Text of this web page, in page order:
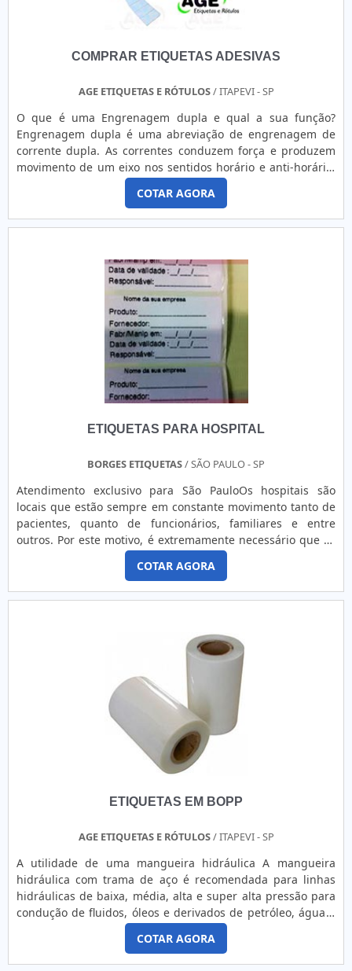
COMPRAR ETIQUETAS ADESIVAS
AGE ETIQUETAS E RÓTULOS/ ITAPEVI - SP
O que é uma Engrenagem dupla e qual a sua função?
Engrenagem dupla é uma abreviação de engrenagem de
corrente dupla. As correntes conduzem força e produzem
movimento de um eixo nos sentidos horário e anti-horário.
Mas o rendimento da transmissão, depende dos ângulos
em que se encontram as engrenagens envolvidas e do
sentido em que giram. Por exemplo: Uma engrenagem de
Etiquetas de tecido personalizadas
Portal Soluções Industriais você descobre os melhores
COTAR AGORA
ETIQUETAS PARA HOSPITAL
BORGES ETIQUETAS/ SÃO PAULO - SP
Atendimento exclusivo para São PauloOs hospitais são
locais que estão sempre em constante movimento tanto de
pacientes, quanto de funcionários, familiares e entre
outros. Por este motivo, é extremamente necessário que os
responsáveis por estes locais contem com uma organização
totalmente ampla, que realize o controle no fluxo de
pessoas nestes locais. Entre os mais diversos itens que
hospitalAs etiquetas adesivas são itens totalmente simples,
mas que oferecem uma grande funcionalidade no dia a dia
destes locais. Quando voltados para os hospitais, essas
etiquetas podem: Garantir a segurança dos pacientes;
Realizar o controle de entradas e saídas; Organizar o fluxo
de visitas.Desta forma, é possível perceber a quantidade de
possibilidade que estes itens oferecem. Além disso, eles
podem ser personalizados justamente de acordo com as
normas, cores e outras características daquela determinada
reconhecimento a estes locais.Soluções em etiquetas
extremamente bem-acabadas, resistentes e com ótimo
ela está a mais de quinze anos no mercado sempre
garantindo os melhores itens aos seus clientes. Entre em
contato e conheça mais.
COTAR AGORA
ETIQUETAS EM BOPP
AGE ETIQUETAS E RÓTULOS/ ITAPEVI - SP
A utilidade de uma mangueira hidráulica A mangueira
hidráulica com trama de aço é recomendada para linhas
hidráulicas de baixa, média, alta e super alta pressão para
condução de fluidos, óleos e derivados de petróleo, água e
Alimentícia; - Mineração; - Produção; - Agrícola; -
COTAR AGORA